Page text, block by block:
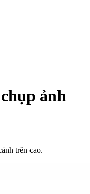
ảnh
trên cao.